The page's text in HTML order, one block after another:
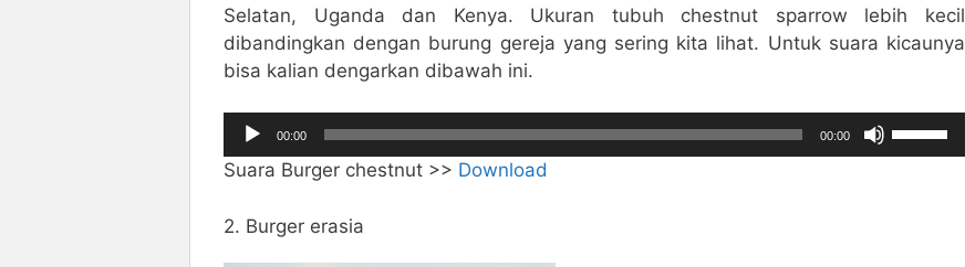
Selatan, Uganda dan Kenya. Ukuran tubuh chestnut sparrow lebih kecil
dibandingkan dengan burung gereja yang sering kita lihat. Untuk suara kicaunya
bisa kalian dengarkan dibawah ini.
Pemutar
Audio
00:00 00:00
Gunakan
Anak
Suara Burger chestnut >> Download
2. Burger erasia